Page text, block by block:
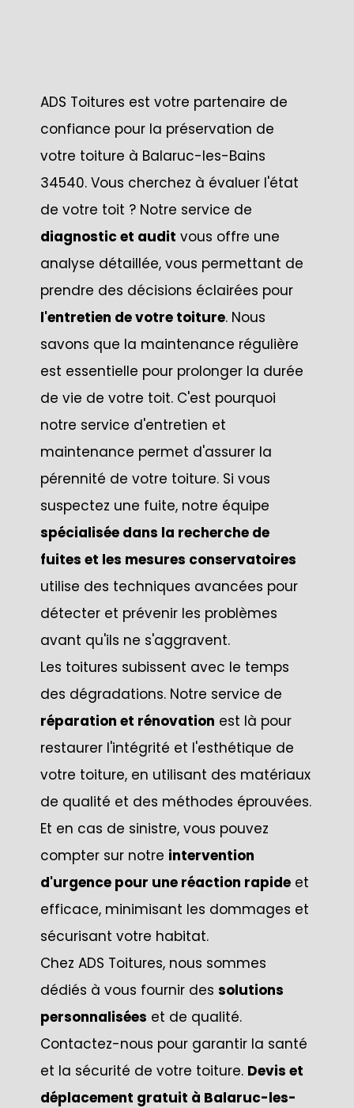
ADS Toitures est votre partenaire de
confiance pour la préservation de
votre toiture à Balaruc-les-Bains
34540. Vous cherchez à évaluer l'état
de votre toit ? Notre service de
diagnostic et audit vous offre une
analyse détaillée, vous permettant de
prendre des décisions éclairées pour
l'entretien de votre toiture. Nous
savons que la maintenance régulière
est essentielle pour prolonger la durée
de vie de votre toit. C'est pourquoi
notre service d'entretien et
maintenance permet d'assurer la
pérennité de votre toiture. Si vous
suspectez une fuite, notre équipe
spécialisée dans la recherche de
fuites et les mesures conservatoires
utilise des techniques avancées pour
détecter et prévenir les problèmes
avant qu'ils ne s'aggravent.
Les toitures subissent avec le temps
des dégradations. Notre service de
réparation et rénovation est là pour
restaurer l'intégrité et l'esthétique de
votre toiture, en utilisant des matériaux
de qualité et des méthodes éprouvées.
Et en cas de sinistre, vous pouvez
compter sur notre intervention
d'urgence pour une réaction rapide et
efficace, minimisant les dommages et
sécurisant votre habitat.
Chez ADS Toitures, nous sommes
dédiés à vous fournir dessolutions
personnalisées et de qualité.
Contactez-nous pour garantir la santé
et la sécurité de votre toiture. Devis et
déplacement gratuit à Balaruc-les-